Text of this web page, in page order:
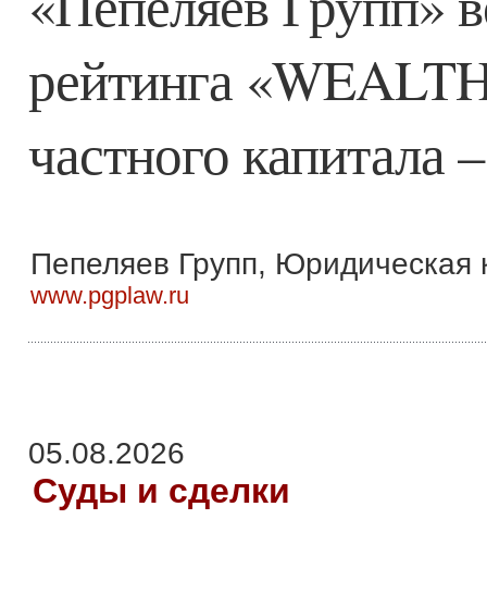
рейтинга
частного капитала
Пепеляев Групп, Юридическая
www.pgplaw.ru
05.08.2026
Суды и сделки